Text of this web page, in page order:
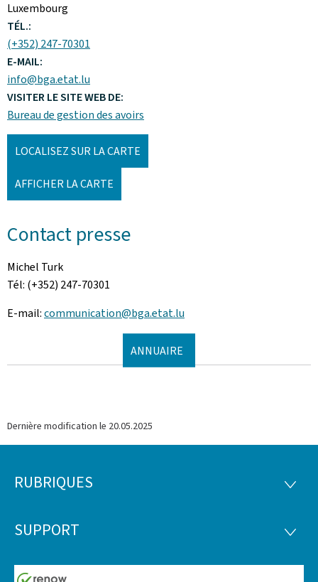
:Luxembourg
TÉL.:
(+352) 247-70301
E-MAIL:
info@bga.etat.lu
VISITER LE SITE WEB DE:
Bureau de gestion des avoirs
LOCALISEZ SUR LA CARTE
AFFICHER LA CARTE
Contact presse
Michel Turk
Tél: (+352) 247-70301
E-mail:communication@bga.etat.lu
ANNUAIRE
Dernière modification le 20.05.2025
Pied
page
RUBRIQUES
SUPPORT